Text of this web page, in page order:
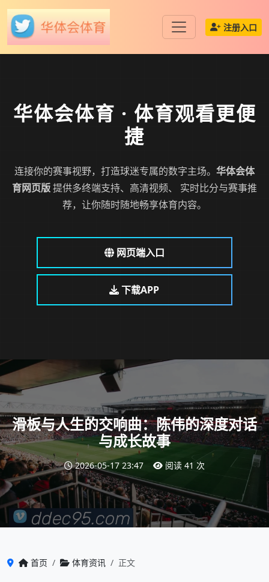
注册入口
华体会体育 · 体育观看更便
捷
连接你的赛事视野，打造球迷专属的数字主场。 华体会体
育网页版提供多终端支持、高清视频、 实时比分与赛事推
荐，让你随时随地畅享体育内容。
网页端入口
下载APP
滑板与人生的交响曲：陈伟的深度对话
与成长故事
2026-05-17 23:47 阅读 41 次
首页 体育资讯 正文